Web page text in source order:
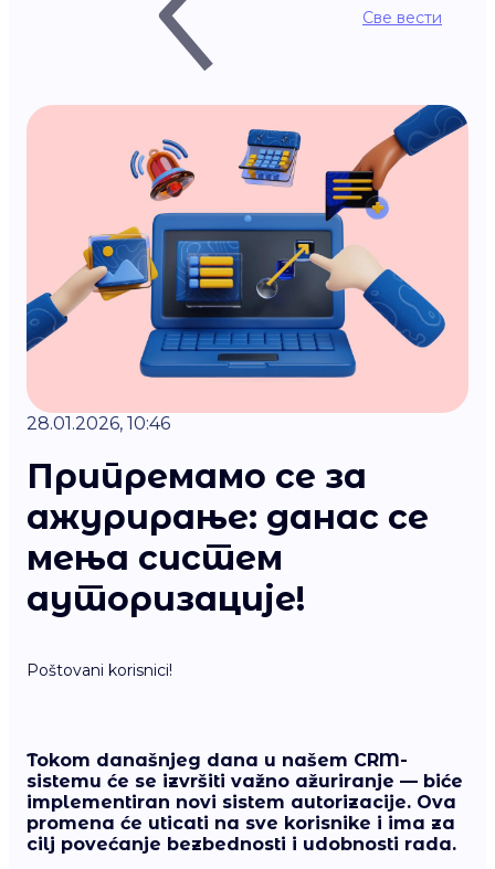
Све вести
28.01.2026, 10:46
Припремамо се за
ажурирање: данас се
мења систем
ауторизације!
Poštovani korisnici!
Tokom današnjeg dana u našem CRM-
sistemu će se izvršiti važno ažuriranje — biće
implementiran novi sistem autorizacije. Ova
promena će uticati na sve korisnike i ima za
cilj povećanje bezbednosti i udobnosti rada.